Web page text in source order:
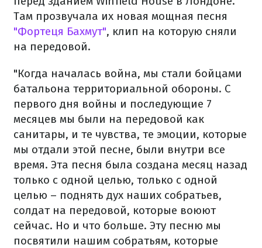
Там прозвучала их новая мощная песня
"Фортеця Бахмут", клип на которую сняли
на передовой.
"Когда началась война, мы стали бойцами
батальона территориальной обороны. С
первого дня войны и последующие 7
месяцев мы были на передовой как
санитары, и те чувства, те эмоции, которые
мы отдали этой песне, были внутри все
время. Эта песня была создана месяц назад
только с одной целью, только с одной
целью – поднять дух наших собратьев,
солдат на передовой, которые воюют
сейчас. Но и что больше. Эту песню мы
посвятили нашим собратьям, которые